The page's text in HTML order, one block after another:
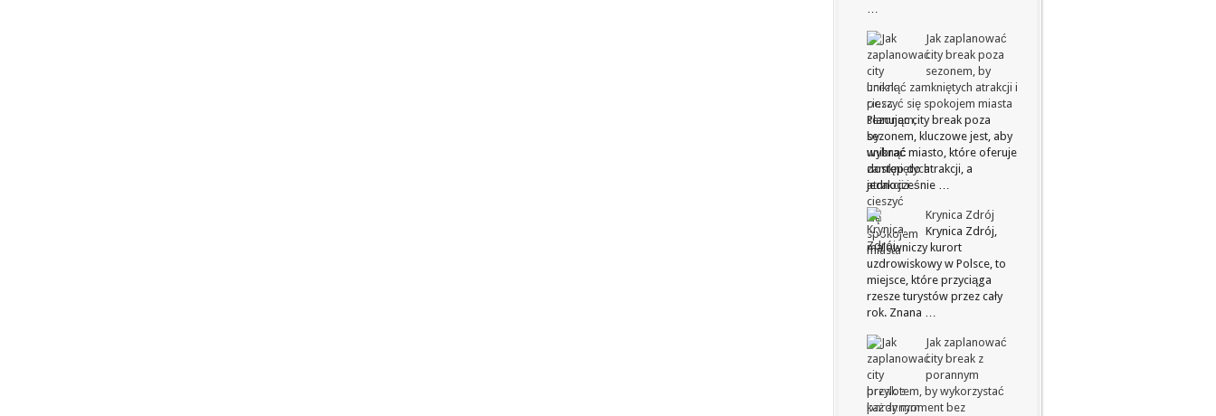
…
Jak zaplanować
city break poza
sezonem, by
uniknąć zamkniętych atrakcji i
cieszyć się spokojem miasta
Planując city break poza
sezonem, kluczowe jest, aby
wybrać miasto, które oferuje
dostęp do atrakcji, a
jednocześnie …
Krynica Zdrój
Krynica Zdrój,
malowniczy kurort
uzdrowiskowy w Polsce, to
miejsce, które przyciąga
rzesze turystów przez cały
rok. Znana …
Jak zaplanować
city break z
porannym
przylotem, by wykorzystać
każdy moment bez